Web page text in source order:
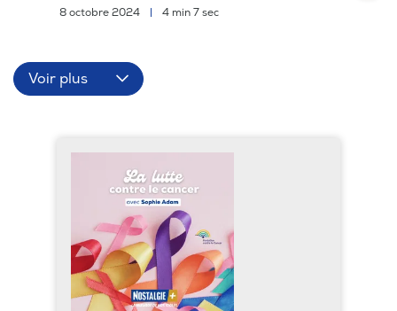
8 octobre 2024 | 4 min 7 sec
Voir plus